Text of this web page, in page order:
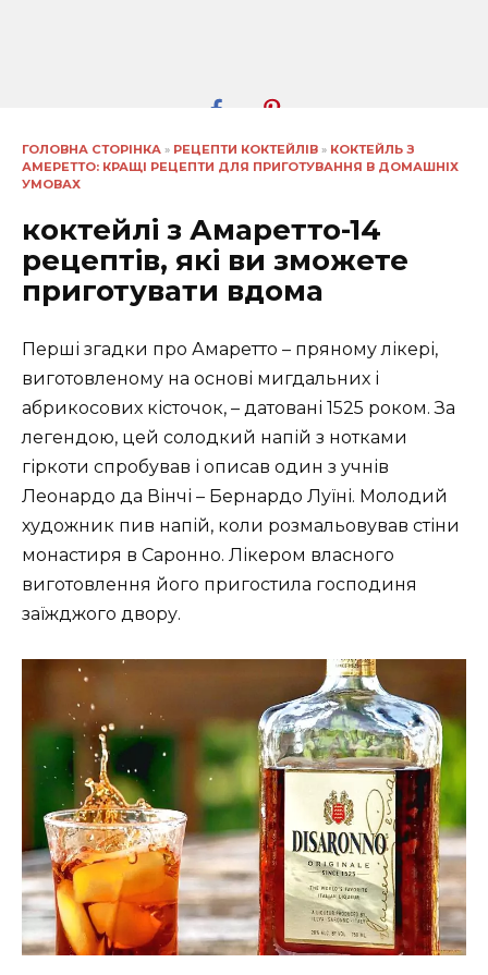
ГОЛОВНА СТОРІНКА » РЕЦЕПТИ КОКТЕЙЛІВ » КОКТЕЙЛЬ З
АМЕРЕТТО: КРАЩІ РЕЦЕПТИ ДЛЯ ПРИГОТУВАННЯ В ДОМАШНІХ
УМОВАХ
коктейлі з Амаретто-14
рецептів, які ви зможете
приготувати вдома
Перші згадки про Амаретто – пряному лікері,
виготовленому на основі мигдальних і
абрикосових кісточок, – датовані 1525 роком. За
легендою, цей солодкий напій з нотками
гіркоти спробував і описав один з учнів
Леонардо да Вінчі – Бернардо Луїні. Молодий
художник пив напій, коли розмальовував стіни
монастиря в Саронно. Лікером власного
виготовлення його пригостила господиня
заїжджого двору.